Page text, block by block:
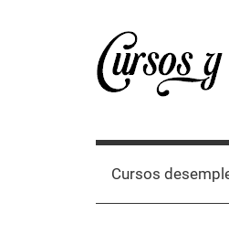
Cursos
España
de
cursos
Cursos